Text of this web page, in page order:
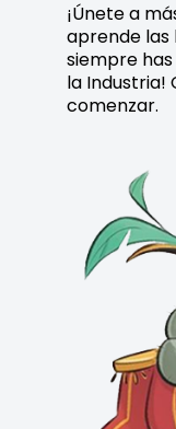
¡Únete a
aprende las
siempre
la Industria!
comenzar.